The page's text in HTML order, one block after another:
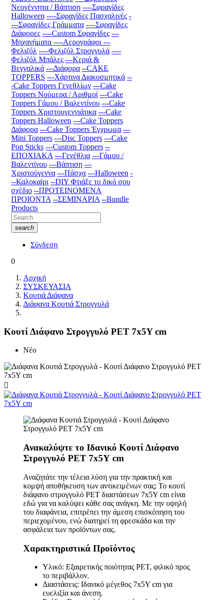
Νεογέννητα / Βάπτιση ----Σφραγίδες
Halloween ----Σφραγίδες Πασχαλινές -
---Σφραγίδες Γράμματα ----Σφραγίδες
Διάφορες ----Custom Σφραγίδες ---
Μηχανήματα ----Αερογράφοι ---
Φελιζόλ ----Φελιζόλ Στρογγυλά ----
Φελιζόλ Μπάλες ---Κεριά &
Βεγγαλικά ---Διάφορα --CAKE
TOPPERS ---Χάρτινα Διακοσμητικά --
-Cake Toppers Γενεθλίων ---Cake
Toppers Νούμερα / Αριθμοί ---Cake
Toppers Γάμου / Βαλεντίνου ---Cake
Toppers Χριστουγεννιάτικα ---Cake
Toppers Halloween ---Cake Toppers
Διάφορα ---Cake Toppers Έγχρωμα ---
Mini Toppers ---Disc Toppers ---Cake
Pop Sticks ---Custom Toppers --
ΕΠΟΧΙΑΚΑ ---Γενέθλια ---Γάμου /
Βαλεντίνου ---Βάπτιση ---
Χριστούγεννα ---Πάσχα ---Halloween -
--Καλοκαίρι --DIY Φτιάξε το δικό σου
σχέδιο --ΠΡΟΤΕΙΝΟΜΕΝΑ
ΠΡΟΙΟΝΤΑ --ΣΕΜΙΝΑΡΙΑ --Bundle
Products
search
Σύνδεση
0
Αρχική
ΣΥΣΚΕΥΑΣΙΑ
Κουτιά Διάφανα
Διάφανα Κουτιά Στρογγυλά
Κουτί Διάφανο Στρογγυλό PET 7x5Y cm
Νέο

Ανακαλύψτε το Ιδανικό Κουτί Διάφανο
Στρογγυλό PET 7x5Υ cm
Αναζητάτε την τέλεια λύση για την πρακτική και
κομψή αποθήκευση των αντικειμένων σας; Το κουτί
διάφανο στρογγυλό PET διαστάσεων 7x5Υ cm είναι
εδώ για να καλύψει κάθε σας ανάγκη. Με την υψηλή
του διαφάνεια, επιτρέπει την άμεση επισκόπηση του
περιεχομένου, ενώ διατηρεί τη φρεσκάδα και την
ασφάλεια των προϊόντων σας.
Χαρακτηριστικά Προϊόντος
Υλικό: Εξαιρετικής ποιότητας PET, φιλικό προς
το περιβάλλον.
Διαστάσεις: Ιδανικό μέγεθος 7x5Υ cm για
ευελιξία και άνεση.